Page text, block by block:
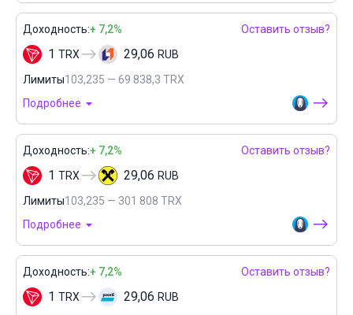
Доходность:+ 7,2% Оставить отзыв?
1 TRX 29,06 RUB
Лимиты103,235 — 69 838,3 TRX
Подробнее
Доходность:+ 7,2% Оставить отзыв?
1 TRX 29,06 RUB
Лимиты103,235 — 301 808 TRX
Подробнее
Доходность:+ 7,2% Оставить отзыв?
1 TRX 29,06 RUB